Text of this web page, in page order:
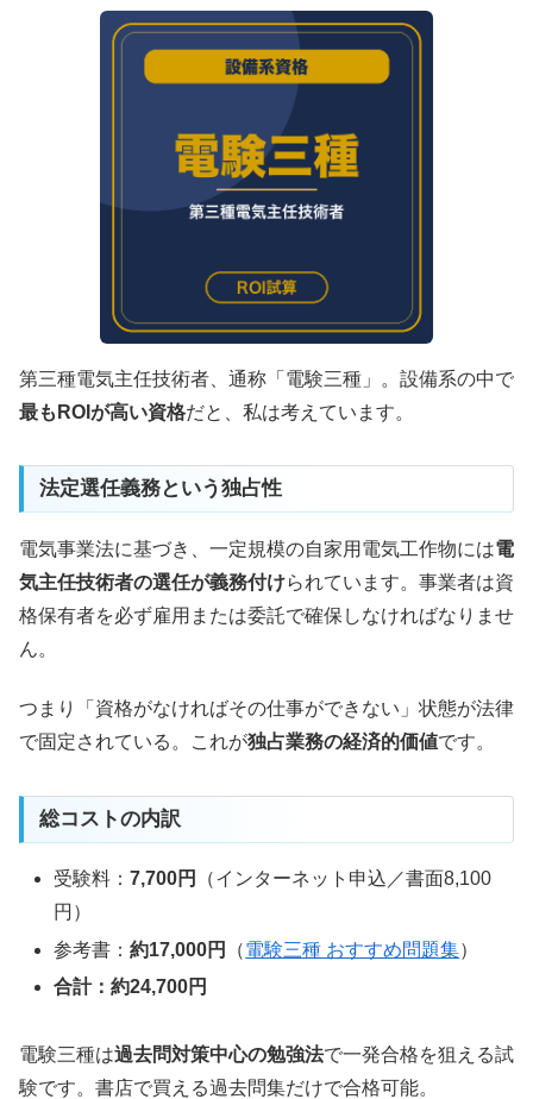
第三種電気主任技術者、通称「電験三種」。設備系の中で
最もROIが高い資格だと、私は考えています。
法定選任義務という独占性
電気事業法に基づき、一定規模の自家用電気工作物には電
気主任技術者の選任が義務付けられています。事業者は資
格保有者を必ず雇用または委託で確保しなければなりませ
ん。
つまり「資格がなければその仕事ができない」状態が法律
で固定されている。これが独占業務の経済的価値です。
総コストの内訳
受験料：7,700円
（インターネット申込／書面8,100
円）
参考書：約17,000円 （電験三種 おすすめ問題集）
合計：約24,700円
電験三種は過去問対策中心の勉強法で一発合格を狙える試
験です。書店で買える過去問集だけで合格可能。